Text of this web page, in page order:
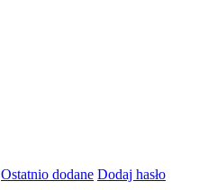
Ostatnio dodane Dodaj hasło